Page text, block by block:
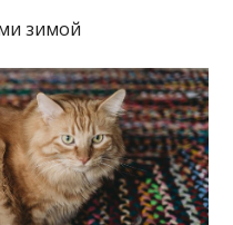
зимой